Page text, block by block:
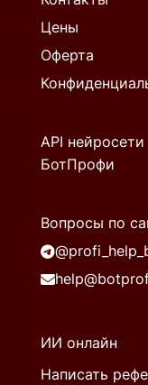
Цены
Оферта
API нейросети
БотПрофи
Вопросы по
ИИ онлайн
Написать